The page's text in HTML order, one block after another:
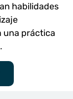
habilidades
una práctica